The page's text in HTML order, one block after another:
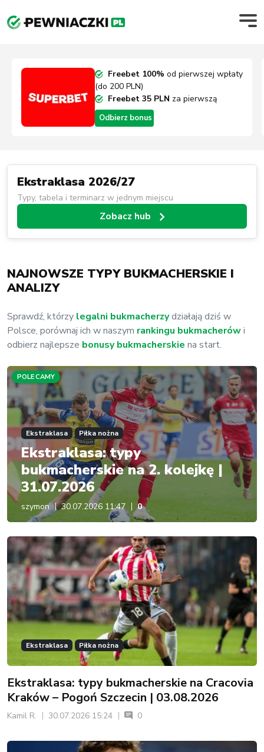
Freebet 100% od pierwszej wpłaty
(do 200 PLN)
Freebet 35 PLN za pierwszą
wpłatę o wartości minimum 50 PLN
Freebet 20 PLN
Odbierz bonus
Ekstraklasa 2026/27
Typy, tabela i terminarz w jednym miejscu
Zobacz hub
NAJNOWSZE TYPY BUKMACHERSKIE I
ANALIZY
Sprawdź, którzy legalni bukmacherzydziałają dziś w
Polsce, porównaj ich w naszym rankingu bukmacherówi
odbierz najlepsze bonusy bukmacherskie na start.
POLECAMY
Ekstraklasa Piłka nożna
Ekstraklasa: typy
bukmacherskie na 2. kolejkę |
31.07.2026
szymon 30.07.2026 11:47 0
Ekstraklasa Piłka nożna
Ekstraklasa: typy bukmacherskie na Cracovia
Kraków – Pogoń Szczecin | 03.08.2026
Kamil R. 30.07.2026 15:24 0